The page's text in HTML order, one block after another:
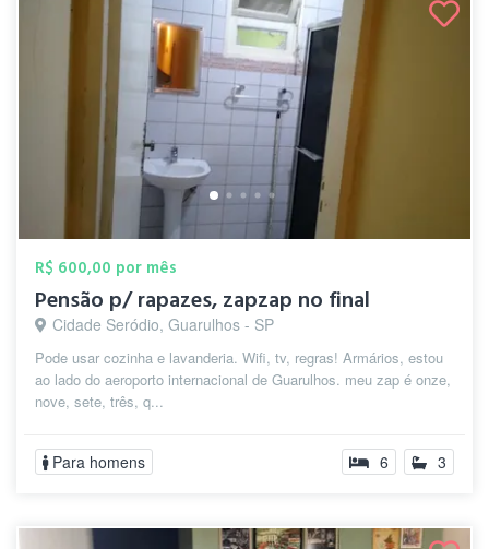
R$ 600,00 por mês
Pensão p/ rapazes, zapzap no final
Cidade Seródio, Guarulhos - SP
Pode usar cozinha e lavanderia. Wifi, tv, regras! Armários, estou
ao lado do aeroporto internacional de Guarulhos. meu zap é onze,
nove, sete, três, q...
Para homens 6 3